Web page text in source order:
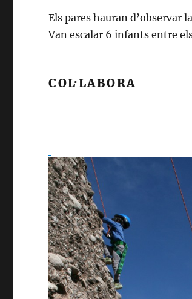
Els pares hauran d’observar
Van escalar 6 infants entre
COL·LABORA